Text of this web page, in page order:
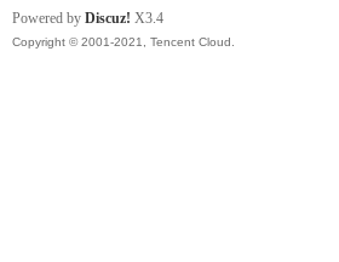
Powered by Discuz! X3.4
Copyright © 2001-2021, Tencent Cloud.